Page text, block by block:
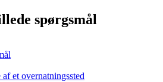
spørgsmål
et overnatningssted